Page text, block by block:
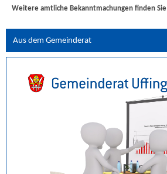
Weitere amtliche Bekanntmachungen finden Sie
Aus dem Gemeinderat